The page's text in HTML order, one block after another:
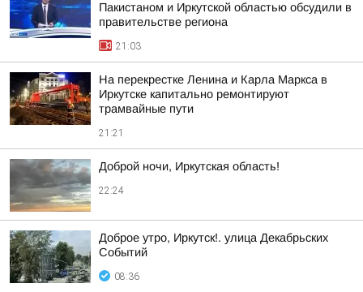
Пакистаном и Иркутской областью обсудили в
правительстве региона
21:03
На перекрестке Ленина и Карла Маркса в
Иркутске капитально ремонтируют
трамвайные пути
21:21
Доброй ночи, Иркутская область!
22:24
Доброе утро, Иркутск!. улица Декабрьских
Событий
08:36